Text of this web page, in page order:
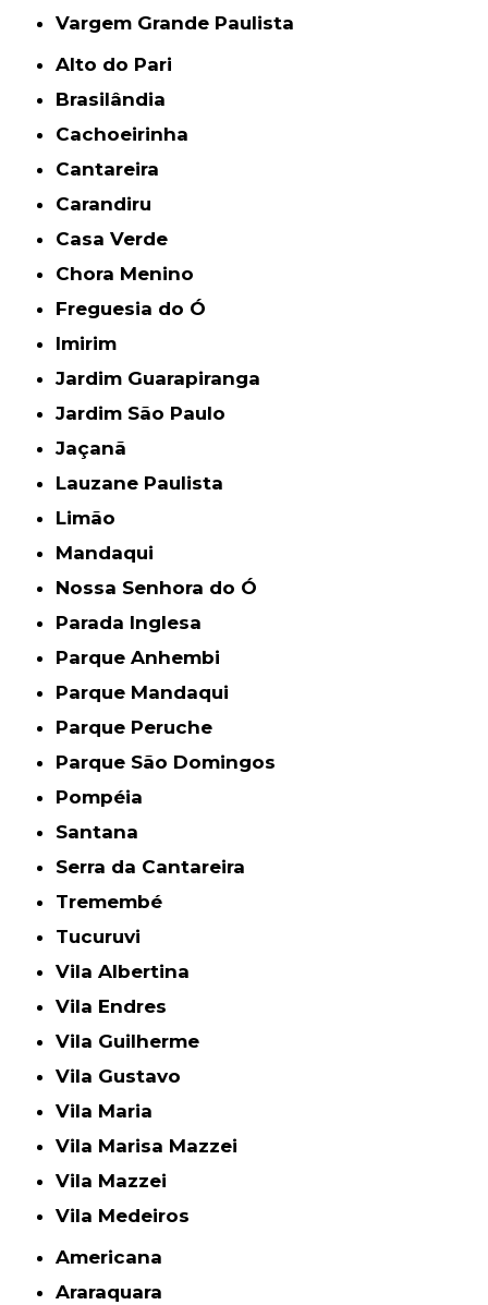
Vargem Grande Paulista
Alto do Pari
Brasilândia
Cachoeirinha
Cantareira
Carandiru
Casa Verde
Chora Menino
Freguesia do Ó
Imirim
Jardim Guarapiranga
Jardim São Paulo
Jaçanã
Lauzane Paulista
Limão
Mandaqui
Nossa Senhora do Ó
Parada Inglesa
Parque Anhembi
Parque Mandaqui
Parque Peruche
Parque São Domingos
Pompéia
Santana
Serra da Cantareira
Tremembé
Tucuruvi
Vila Albertina
Vila Endres
Vila Guilherme
Vila Gustavo
Vila Maria
Vila Marisa Mazzei
Vila Mazzei
Vila Medeiros
Americana
Araraquara